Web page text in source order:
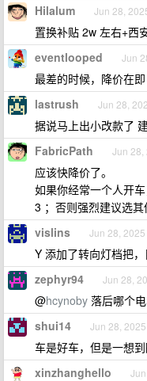
Hilalum Jun 28,
置换补贴 2w 左右+西
eventlooped Jun
最差的时候，降价在即
lastrush Jun 28,
据说马上出小改款了
FabricPath Jun 28,
应该快降价了。
如果你经常一个人开
3 ；否则强烈建议选其
vislins Jun 28, 2025
Y 添加了转向灯档把
zephyr94 Jun 28,
@hcynoby 落后哪个
shui14 Jun 28, 2025
车是好车，但是一想
xinzhanghello